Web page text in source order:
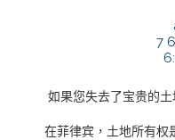
7
如果您失去了宝贵的
在菲律宾，土地所有权